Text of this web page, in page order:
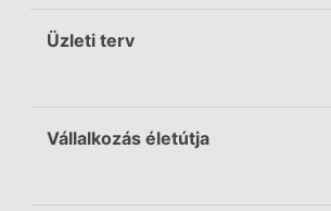
Üzleti terv
Vállalkozás életútja